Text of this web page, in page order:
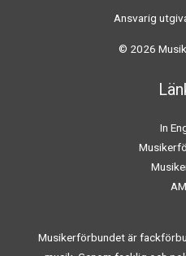
Ansvarig
© 2026
In
Musikerförbundet är